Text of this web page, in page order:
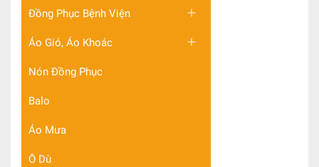
Đồng Phục Bệnh Viện
Áo Gió, Áo Khoác
Nón Đồng Phục
Balo
Áo Mưa
Ô Dù